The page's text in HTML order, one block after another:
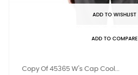
ADD TO WISHLIST
ADD TO COMPARE
Copy Of 45365 W's Cap Cool...